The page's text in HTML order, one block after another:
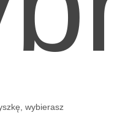
wybierasz